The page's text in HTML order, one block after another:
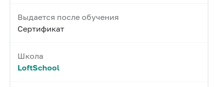
Выдается после обучения
Сертификат
Школа
LoftSchool